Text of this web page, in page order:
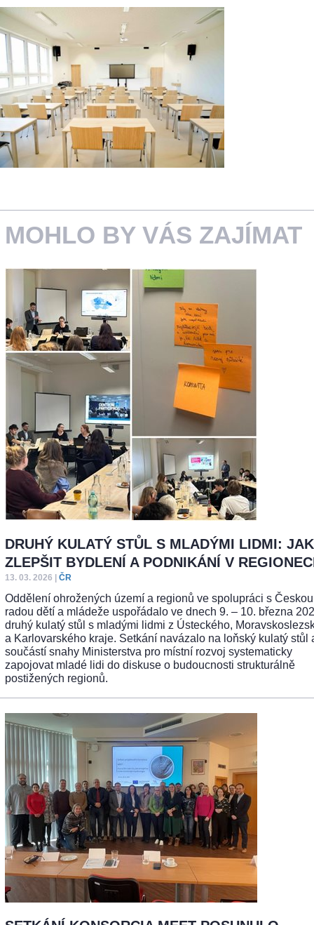
MOHLO BY VÁS ZAJÍMAT
DRUHÝ KULATÝ STŮL S MLADÝMI LIDMI: JAK
ZLEPŠIT BYDLENÍ A PODNIKÁNÍ V
13. 03. 2026 ČR
Oddělení ohrožených území a regionů ve spolupráci s Českou
radou dětí a mládeže uspořádalo ve dnech 9. – 10. března
druhý kulatý stůl s mladými lidmi z Ústeckého,
a Karlovarského kraje. Setkání navázalo na loňský kulatý stůl
součástí snahy Ministerstva pro místní rozvoj systematicky
zapojovat mladé lidi do diskuse o budoucnosti strukturálně
postižených regionů.